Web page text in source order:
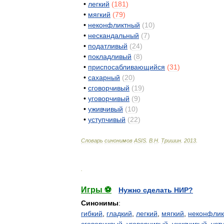
• легкий (181)
• мягкий (79)
• неконфликтный (10)
• нескандальный (7)
• податливый (24)
• покладливый (8)
• приспосабливающийся (31)
• сахарный (20)
• сговорчивый (19)
• уговорчивый (9)
• уживчивый (10)
• уступчивый (22)
Словарь синонимов ASIS В Н Тришин 2013
Игры ⚽
Нужно сделать НИР?
Синонимы:
гибкий
гладкий легкий мягкий